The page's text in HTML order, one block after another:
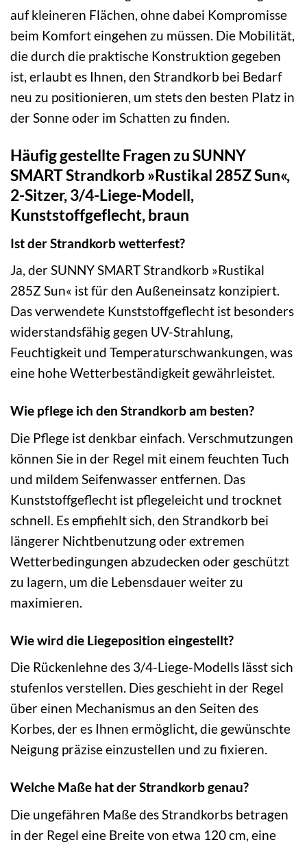
auf kleineren Flächen, ohne dabei Kompromisse
beim Komfort eingehen zu müssen. Die Mobilität,
die durch die praktische Konstruktion gegeben
ist, erlaubt es Ihnen, den Strandkorb bei Bedarf
neu zu positionieren, um stets den besten Platz in
der Sonne oder im Schatten zu finden.
Häufig gestellte Fragen zu SUNNY
SMART Strandkorb »Rustikal 285Z Sun«,
2-Sitzer, 3/4-Liege-Modell,
Kunststoffgeflecht, braun
Ist der Strandkorb wetterfest?
Ja, der SUNNY SMART Strandkorb »Rustikal
285Z Sun« ist für den Außeneinsatz konzipiert.
Das verwendete Kunststoffgeflecht ist besonders
widerstandsfähig gegen UV-Strahlung,
Feuchtigkeit und Temperaturschwankungen, was
eine hohe Wetterbeständigkeit gewährleistet.
Wie pflege ich den Strandkorb am besten?
Die Pflege ist denkbar einfach. Verschmutzungen
können Sie in der Regel mit einem feuchten Tuch
und mildem Seifenwasser entfernen. Das
Kunststoffgeflecht ist pflegeleicht und trocknet
schnell. Es empfiehlt sich, den Strandkorb bei
längerer Nichtbenutzung oder extremen
Wetterbedingungen abzudecken oder geschützt
zu lagern, um die Lebensdauer weiter zu
maximieren.
Wie wird die Liegeposition eingestellt?
Die Rückenlehne des 3/4-Liege-Modells lässt sich
stufenlos verstellen. Dies geschieht in der Regel
über einen Mechanismus an den Seiten des
Korbes, der es Ihnen ermöglicht, die gewünschte
Neigung präzise einzustellen und zu fixieren.
Welche Maße hat der Strandkorb genau?
Die ungefähren Maße des Strandkorbs betragen
in der Regel eine Breite von etwa 120 cm, eine